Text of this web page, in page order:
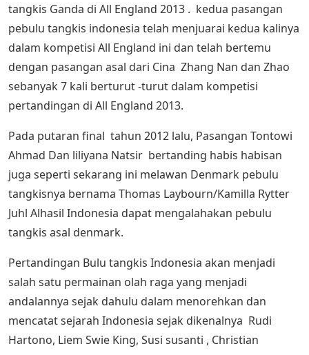
tangkis Ganda di All England 2013 . kedua pasangan
pebulu tangkis indonesia telah menjuarai kedua kalinya
dalam kompetisi All England ini dan telah bertemu
dengan pasangan asal dari Cina Zhang Nan dan Zhao
sebanyak 7 kali berturut -turut dalam kompetisi
pertandingan di All England 2013.
Pada putaran final tahun 2012 lalu, Pasangan Tontowi
Ahmad Dan liliyana Natsir bertanding habis habisan
juga seperti sekarang ini melawan Denmark pebulu
tangkisnya bernama Thomas Laybourn/Kamilla Rytter
Juhl Alhasil Indonesia dapat mengalahakan pebulu
tangkis asal denmark.
Pertandingan Bulu tangkis Indonesia akan menjadi
salah satu permainan olah raga yang menjadi
andalannya sejak dahulu dalam menorehkan dan
mencatat sejarah Indonesia sejak dikenalnya Rudi
Hartono, Liem Swie King, Susi susanti , Christian